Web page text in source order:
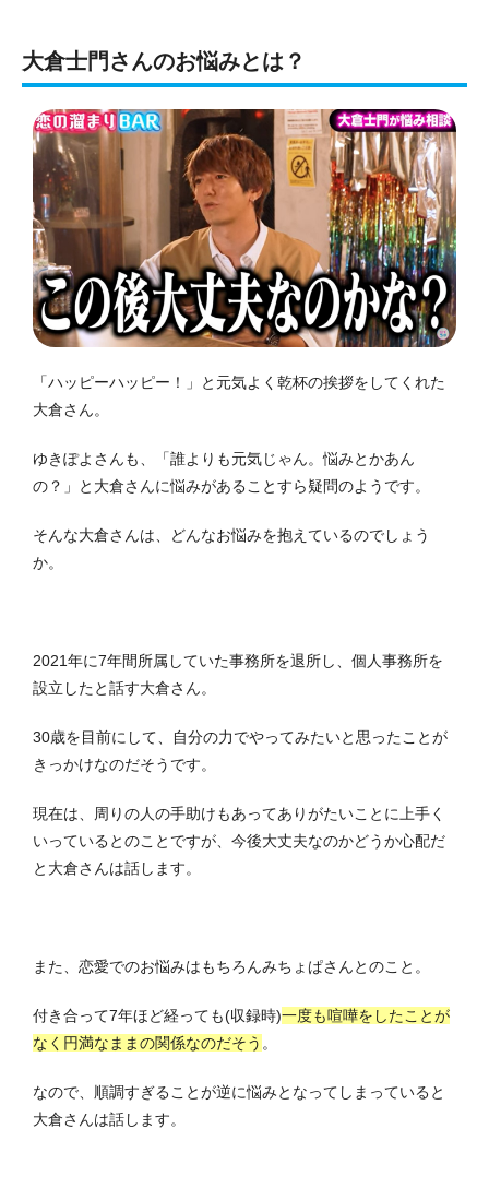
大倉士門さんのお悩みとは？
「ハッピーハッピー！」と元気よく乾杯の挨拶をしてくれた
大倉さん。
ゆきぽよさんも、「誰よりも元気じゃん。悩みとかあん
の？」と大倉さんに悩みがあることすら疑問のようです。
そんな大倉さんは、どんなお悩みを抱えているのでしょう
か。
2021年に7年間所属していた事務所を退所し、個人事務所を
設立したと話す大倉さん。
30歳を目前にして、自分の力でやってみたいと思ったことが
きっかけなのだそうです。
現在は、周りの人の手助けもあってありがたいことに上手く
いっているとのことですが、今後大丈夫なのかどうか心配だ
と大倉さんは話します。
また、恋愛でのお悩みはもちろんみちょぱさんとのこと。
付き合って7年ほど経っても(収録時)一度も喧嘩をしたことが
なく円満なままの関係なのだそう 。
なので、順調すぎることが逆に悩みとなってしまっていると
大倉さんは話します。